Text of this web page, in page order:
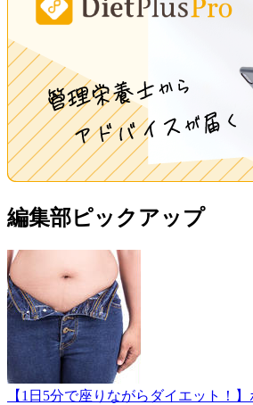
編集部ピックアップ
【1日5分で座りながらダイエット！